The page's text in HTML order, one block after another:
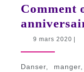
Comment
9 mars 2020 9
Danser,